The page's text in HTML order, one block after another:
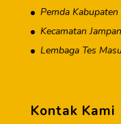
Pemda
Kecamatan
Lembaga Tes
Kontak Kami